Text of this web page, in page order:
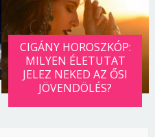
CIGÁNY HOROSZKÓP:
MILYEN ÉLETUTAT
JELEZ NEKED AZ ŐSI
JÖVENDÖLÉS?